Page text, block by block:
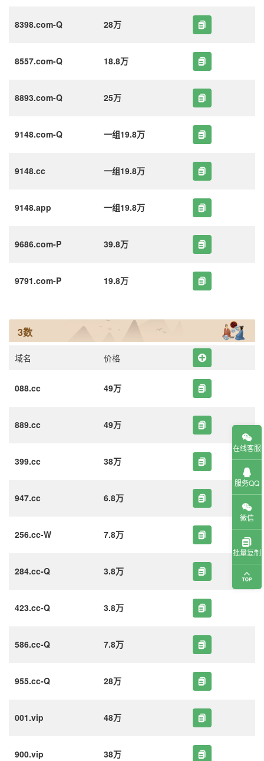
8398.com-Q 28万
8557.com-Q 18.8万
8893.com-Q 25万
9148.com-Q 一组19.8万
9148.cc 一组19.8万
9148.app 一组19.8万
9686.com-P 39.8万
9791.com-P 19.8万
3数
域名 价格
088.cc 49万
889.cc 49万
399.cc 38万
947.cc 6.8万
256.cc-W 7.8万
284.cc-Q 3.8万
423.cc-Q 3.8万
586.cc-Q 7.8万
955.cc-Q 28万
001.vip 48万
900.vip 38万
在线客服
服务QQ
微信
批量复制